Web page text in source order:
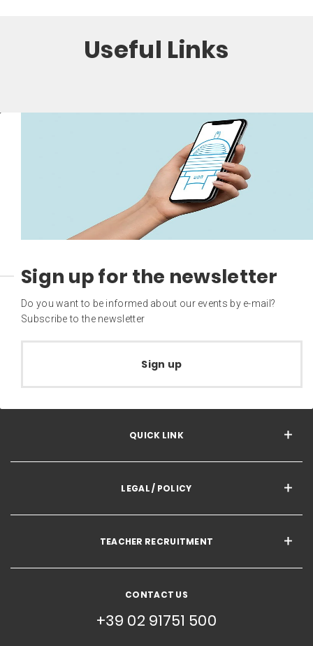
Useful Links
Sign up for the newsletter
Do you want to be informed about our events by e-mail?
Subscribe to the newsletter
Sign up
QUICK LINK
LEGAL / POLICY
TEACHER RECRUITMENT
CONTACT US
+39 02 91751 500